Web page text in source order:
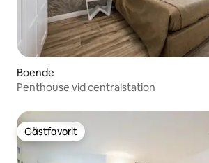
Boende
Penthouse vid centralstation
Gästfavorit
Gästfavorit